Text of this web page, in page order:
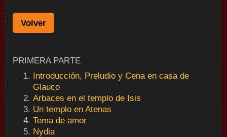
Volver
PRIMERA PARTE
Introducción, Preludio y Cena en casa de
Glauco
Arbaces en el templo de Isis
Un templo en Atenas
Tema de amor
Nydia